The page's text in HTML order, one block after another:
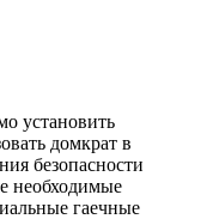
установить
домкрат в
безопасности
необходимые
гаечные